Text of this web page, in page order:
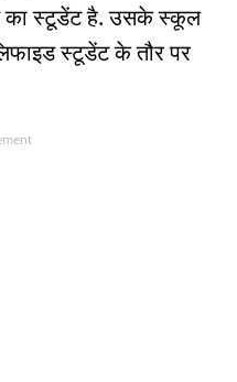
का स्टूडेंट है. उसके स्कूल
स्टूडेंट के तौर पर